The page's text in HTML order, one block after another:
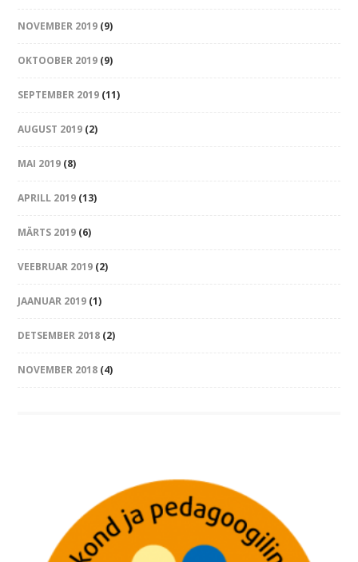
NOVEMBER 2019 (9)
OKTOOBER 2019 (9)
SEPTEMBER 2019 (11)
AUGUST 2019 (2)
MAI 2019 (8)
APRILL 2019 (13)
MÄRTS 2019 (6)
VEEBRUAR 2019 (2)
JAANUAR 2019 (1)
DETSEMBER 2018 (2)
NOVEMBER 2018 (4)